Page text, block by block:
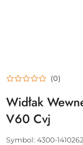
(0)
Widłak
V60 Cvj
Symbol: 4300-